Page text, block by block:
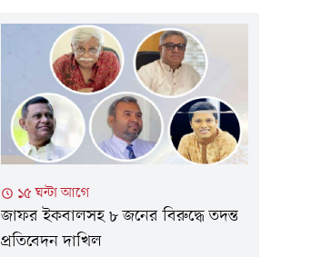
১৫ ঘন্টা আগে
জাফর ইকবালসহ ৮ জনের বিরুদ্ধে তদন্ত
প্রতিবেদন দাখিল